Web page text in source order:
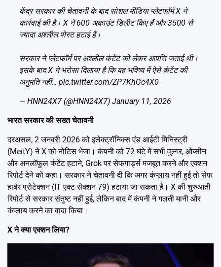
केंद्र सरकार की चेतावनी के बाद सोशल मीडिया प्लेटफॉर्म X ने
कार्रवाई की है। X ने 600 अकाउंट डिलीट किए हैं और 3500 से
ज्यादा अश्लील पोस्ट हटाई हैं।
सरकार ने प्लेटफॉर्म पर अश्लील कंटेंट को लेकर आपत्ति जताई थी।
इसके बाद X ने भरोसा दिलाया है कि वह भविष्य में ऐसे कंटेंट की
अनुमति नहीं… pic.twitter.com/ZP7KhGc4X0
— HNN24X7 (@HNN24X7) January 11, 2026
भारत सरकार की सख्त चेतावनी
दरअसल, 2 जनवरी 2026 को इलेक्ट्रॉनिक्स एंड आईटी मिनिस्ट्री
(MeitY) ने X को नोटिस भेजा। कंपनी को 72 घंटे में सभी वुल्गर, ओब्सीन
और अनलॉफुल कंटेंट हटाने, Grok पर सेफगार्ड्स मजबूत करने और एक्शन
रिपोर्ट देने को कहा। सरकार ने चेतावनी दी कि अगर कंप्लाय नहीं हुई तो सेफ
हार्बर प्रोटेक्शन (IT एक्ट सेक्शन 79) हटाया जा सकता है। X की शुरुआती
रिपोर्ट से सरकार संतुष्ट नहीं हुई, लेकिन बाद में कंपनी ने गलती मानी और
कंप्लाय करने का वादा किया।
X ने क्या एक्शन लिया?